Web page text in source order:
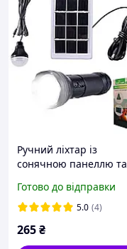
Ручний ліхтар із
сонячною панеллю та
Автономна сонячна
станція
Готово до відправки
5.0 (4)
265₴